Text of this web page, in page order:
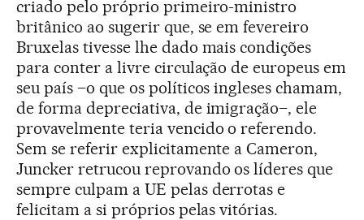
criado pelo próprio primeiro-ministro
britânico ao sugerir que, se em fevereiro
Bruxelas tivesse lhe dado mais condições
para conter a livre circulação de europeus em
seu país –o que os políticos ingleses chamam,
de forma depreciativa, de imigração–, ele
provavelmente teria vencido o referendo.
Sem se referir explicitamente a Cameron,
Juncker retrucou reprovando os líderes que
sempre culpam a UE pelas derrotas e
felicitam a si próprios pelas vitórias.